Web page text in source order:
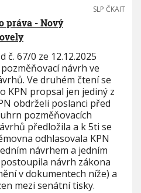
SLP ČKAIT
práva - Nový
č. 67/0 ze 12.12.2025
návrh ve
Ve druhém čtení se
KPN propsal jen jediný z
obdrželi poslanci před
pozměňovacích
předložila a k 5ti se
odhlasovala KPN
návrhem a jedním
návrh zákona
v dokumentech níže) a
mezi senátní tisky.